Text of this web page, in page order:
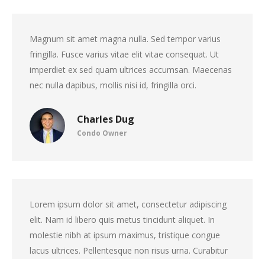
Charles Dug
Condo Owner
Magnum sit amet magna nulla. Sed tempor varius
fringilla. Fusce varius vitae elit vitae consequat. Ut
imperdiet ex sed quam ultrices accumsan. Maecenas
nec nulla dapibus, mollis nisi id, fringilla orci.
Lorem ipsum dolor sit amet, consectetur adipiscing
elit. Nam id libero quis metus tincidunt aliquet. In
molestie nibh at ipsum maximus, tristique congue
lacus ultrices. Pellentesque non risus urna. Curabitur